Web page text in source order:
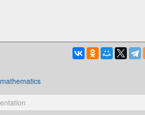
mathematics